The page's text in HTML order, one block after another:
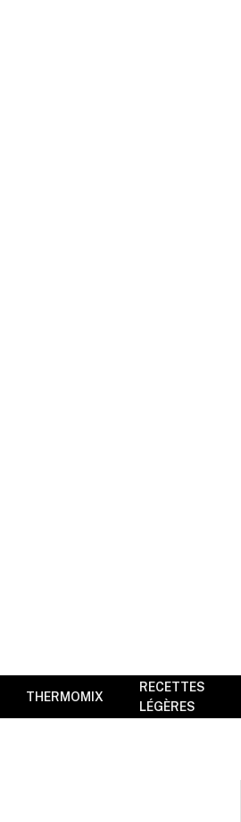
THERMOMIX
RECETTES
LÉGÈRES